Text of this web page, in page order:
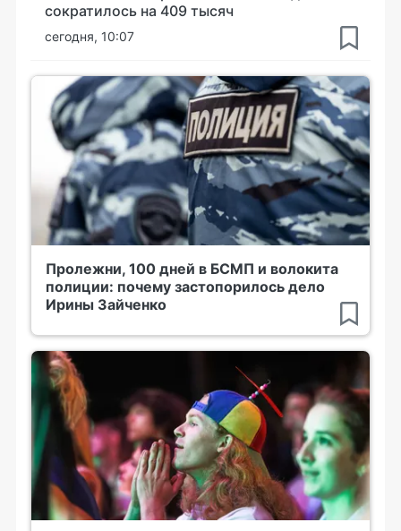
сократилось на 409 тысяч
сегодня, 10:07
Пролежни, 100 дней в БСМП и волокита
полиции: почему застопорилось дело
Ирины Зайченко